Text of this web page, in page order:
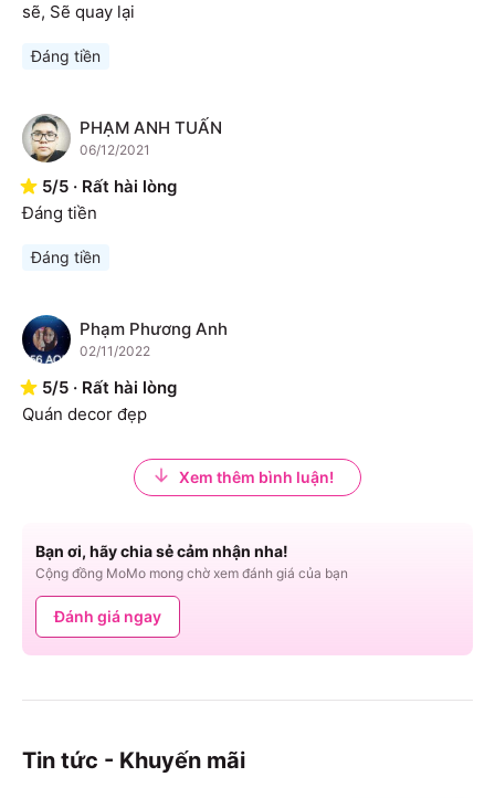
sẽ, Sẽ quay lại
Đáng tiền
P PHẠM ANH TUẤN
06/12/2021
5/5 · Rất hài lòng
Đáng tiền
Đáng tiền
P Phạm Phương Anh
02/11/2022
5/5 · Rất hài lòng
Quán decor đẹp
Xem thêm bình luận!
Bạn ơi, hãy chia sẻ cảm nhận nha!
Cộng đồng MoMo mong chờ xem đánh giá của bạn
Đánh giá ngay
Tin tức - Khuyến mãi